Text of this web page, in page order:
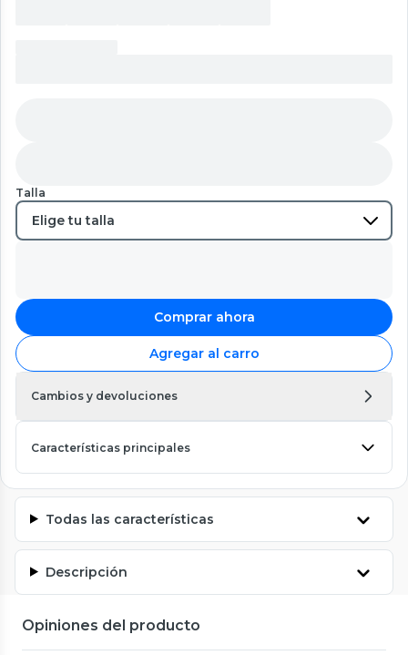
Talla
Comprar ahora
Agregar al carro
Cambios y devoluciones
Características principales
Todas las características
Descripción
Opiniones del producto